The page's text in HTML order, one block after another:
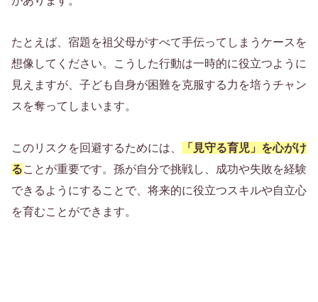
たとえば、宿題を祖父母がすべて手伝ってしまうケースを
想像してください。こうした行動は一時的に役立つように
見えますが、子ども自身が困難を克服する力を培うチャン
スを奪ってしまいます。
このリスクを回避するためには、
「見守る育児」を心がけ
ることが重要です。孫が自分で挑戦し、成功や失敗を経験
できるようにすることで、将来的に役立つスキルや自立心
を育むことができます。